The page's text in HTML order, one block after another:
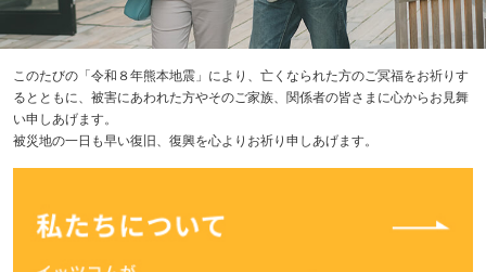
このたびの「令和８年熊本地震」により、亡くなられた方のご冥福をお祈りす
るとともに、被害にあわれた方やそのご家族、関係者の皆さまに心からお見舞
い申しあげます。
被災地の一日も早い復旧、復興を心よりお祈り申しあげます。